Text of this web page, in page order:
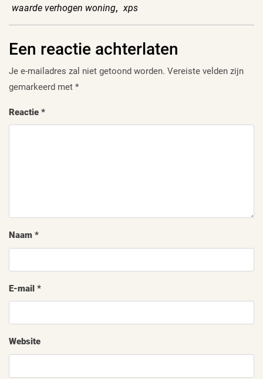
waarde verhogen woning, xps
Een reactie achterlaten
Je e-mailadres zal niet getoond worden. Vereiste velden zijn
gemarkeerd met *
Reactie *
Naam *
E-mail *
Website